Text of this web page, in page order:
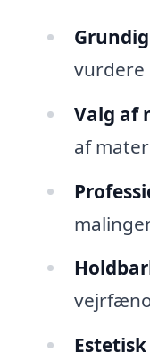
vurdere
Valg af
af